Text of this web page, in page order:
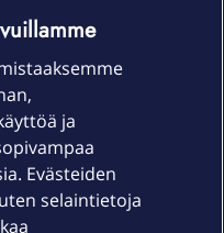
ja
Evästeiden
selaintietoja